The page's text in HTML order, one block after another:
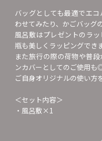
バッグとしても最適でエ
わせてみたり、かごバッグ
風呂敷はプレゼントのラ
瓶も美しくラッピングできま
また旅行の際の荷物や普
ンカバーとしてのご使用も
ご自身オリジナルの使い方
＜セット内容＞
・風呂敷×1